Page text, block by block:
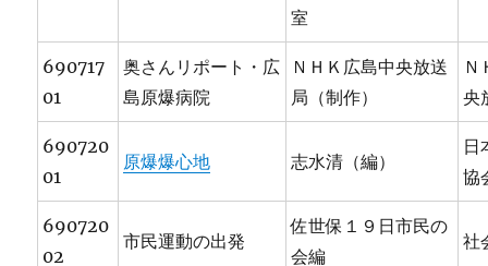
室
690717
01
奥さんリポート・広
島原爆病院
ＮＨＫ広島中央放送
局（制作）
Ｎ
央
690720
01
原爆爆心地 志水清（編）
日
協
690720
02
市民運動の出発
佐世保１９日市民の
会編
社